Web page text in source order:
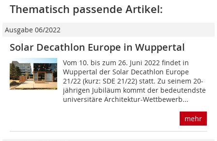
Thematisch passende Artikel:
Ausgabe 06/2022
Solar Decathlon Europe in Wuppertal
Vom 10. bis zum 26. Juni 2022 findet in
Wuppertal der Solar Decathlon Europe
21/22 (kurz: SDE 21/22) statt. Zu seinem 20-
jährigen Jubiläum kommt der bedeutendste
universitäre Architektur-Wettbewerb...
mehr